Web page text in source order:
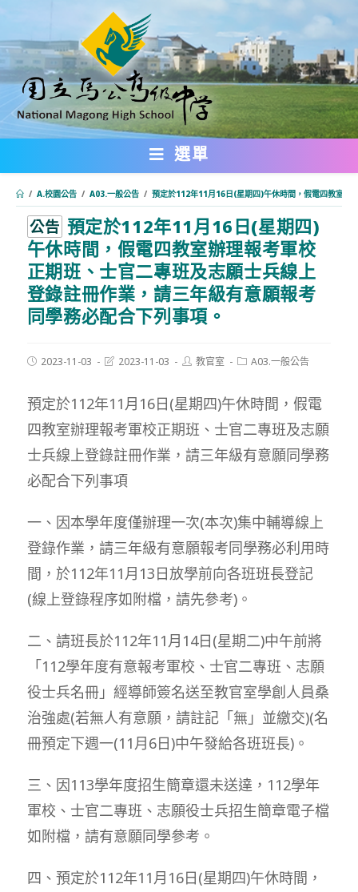
轉
主
要
內
選單
/ A.校園公告 / A03.一般公告 / 預定於112年11月16日(星期四)午休時間，假電四教室辦
公告 預定於112年11月16日(星期四)
午休時間，假電四教室辦理報考軍校
正期班、士官二專班及志願士兵線上
登錄註冊作業，請三年級有意願報考
同學務必配合下列事項。
Post2023-11-03
Post2023-11-03
Post教官室
PostA03.一般公告
預定於112年11月16日(星期四)午休時間，假電
四教室辦理報考軍校正期班、士官二專班及志願
士兵線上登錄註冊作業，請三年級有意願同學務
必配合下列事項
一、因本學年度僅辦理一次(本次)集中輔導線上
登錄作業，請三年級有意願報考同學務必利用時
間，於112年11月13日放學前向各班班長登記
(線上登錄程序如附檔，請先參考)。
二、請班長於112年11月14日(星期二)中午前將
「112學年度有意報考軍校、士官二專班、志願
役士兵名冊」經導師簽名送至教官室學創人員桑
治強處(若無人有意願，請註記「無」並繳交)(名
冊預定下週一(11月6日)中午發給各班班長)。
三、因113學年度招生簡章還未送達，112學年
軍校、士官二專班、志願役士兵招生簡章電子檔
如附檔，請有意願同學參考。
四、預定於112年11月16日(星期四)午休時間，